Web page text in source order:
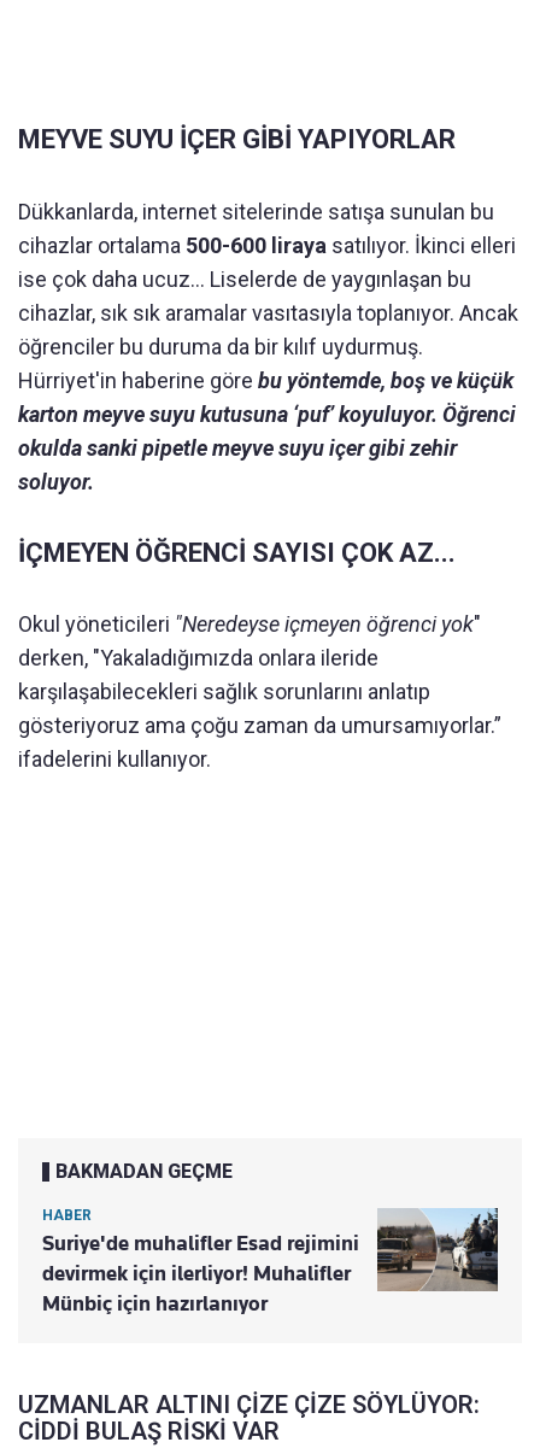
MEYVE SUYU İÇER GİBİ YAPIYORLAR
Dükkanlarda, internet sitelerinde satışa sunulan bu
cihazlar ortalama 500-600 liraya satılıyor. İkinci elleri
ise çok daha ucuz... Liselerde de yaygınlaşan bu
cihazlar, sık sık aramalar vasıtasıyla toplanıyor. Ancak
öğrenciler bu duruma da bir kılıf uydurmuş.
Hürriyet'in haberine göre bu yöntemde, boş ve küçük
karton meyve suyu kutusuna ‘puf’ koyuluyor. Öğrenci
okulda sanki pipetle meyve suyu içer gibi zehir
soluyor.
İÇMEYEN ÖĞRENCİ SAYISI ÇOK AZ...
Okul yöneticileri "Neredeyse içmeyen öğrenci yok"
derken, "Yakaladığımızda onlara ileride
karşılaşabilecekleri sağlık sorunlarını anlatıp
gösteriyoruz ama çoğu zaman da umursamıyorlar.”
ifadelerini kullanıyor.
BAKMADAN GEÇME
HABER
Suriye'de muhalifler Esad rejimini
devirmek için ilerliyor! Muhalifler
Münbiç için hazırlanıyor
UZMANLAR ALTINI ÇİZE ÇİZE SÖYLÜYOR:
CİDDİ BULAŞ RİSKİ VAR